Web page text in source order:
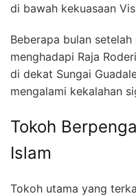
di bawah kekuasaan
Beberapa bulan
menghadapi Raja
di dekat Sungai
mengalami kekalahan
Tokoh
Islam
Tokoh utama yang